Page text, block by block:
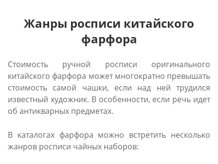
Жанры росписи китайского
фарфора
Стоимость ручной росписи оригинального
китайского фарфора может многократно превышать
стоимость самой чашки, если над ней трудился
известный художник. В особенности, если речь идет
об антикварных предметах.
В каталогах фарфора можно встретить несколько
жанров росписи чайных наборов: